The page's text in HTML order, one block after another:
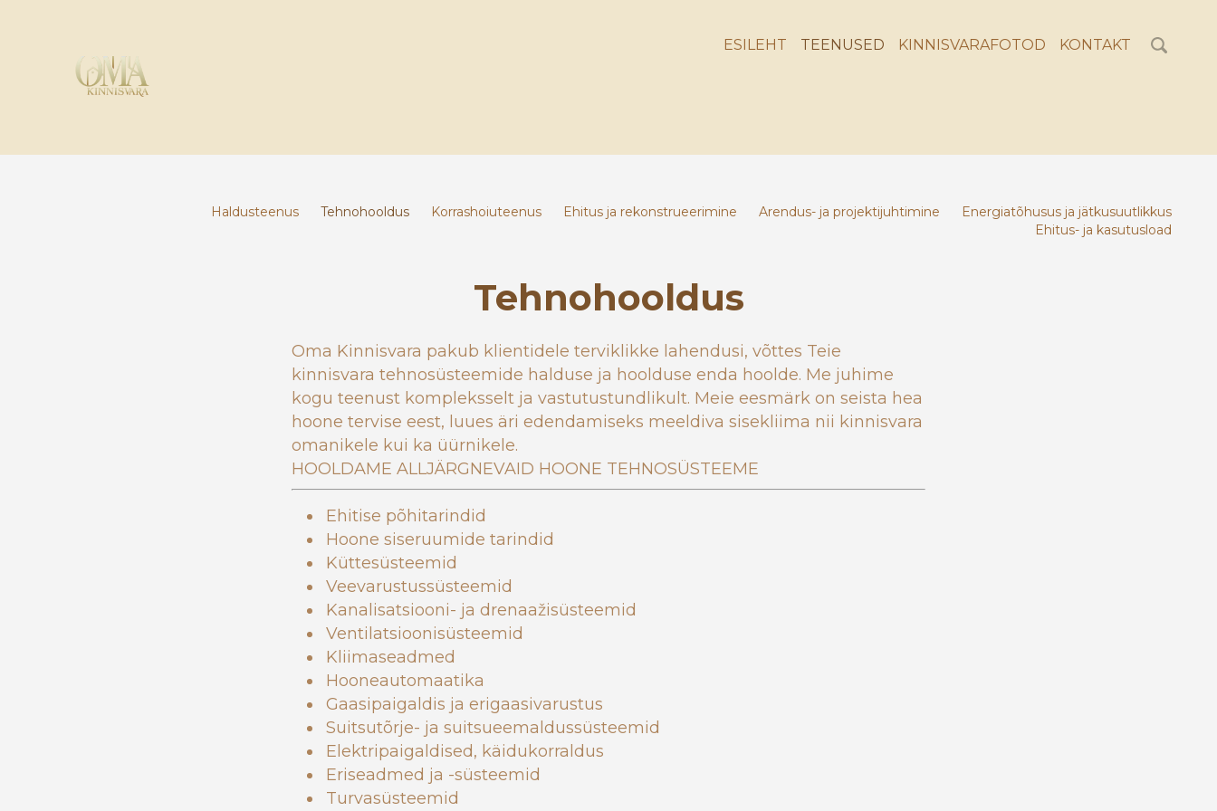
ESILEHT TEENUSED KINNISVARAFOTOD KONTAKT
Haldusteenus Tehnohooldus Korrashoiuteenus Ehitus ja rekonstrueerimine Arendus- ja projektijuhtimine
Energiatõhusus ja jätkusuutlikkus
Ehitus- ja kasutusload
Tehnohooldus
Oma Kinnisvara pakub klientidele terviklikke lahendusi, võttes Teie
kinnisvara tehnosüsteemide halduse ja hoolduse enda hoolde. Me juhime
kogu teenust kompleksselt ja vastutustundlikult. Meie eesmärk on seista hea
hoone tervise eest, luues äri edendamiseks meeldiva sisekliima nii kinnisvara
omanikele kui ka üürnikele.
HOOLDAME ALLJÄRGNEVAID HOONE TEHNOSÜSTEEME
Ehitise põhitarindid
Hoone siseruumide tarindid
Küttesüsteemid
Veevarustussüsteemid
Kanalisatsiooni- ja drenaažisüsteemid
Ventilatsioonisüsteemid
Kliimaseadmed
Hooneautomaatika
Gaasipaigaldis ja erigaasivarustus
Suitsutõrje- ja suitsueemaldussüsteemid
Elektripaigaldised, käidukorraldus
Eriseadmed ja -süsteemid
Turvasüsteemid